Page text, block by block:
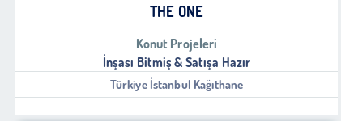
THE ONE
Konut Projeleri
İnşası Bitmiş & Satışa Hazır
Türkiye İstanbul Kağıthane